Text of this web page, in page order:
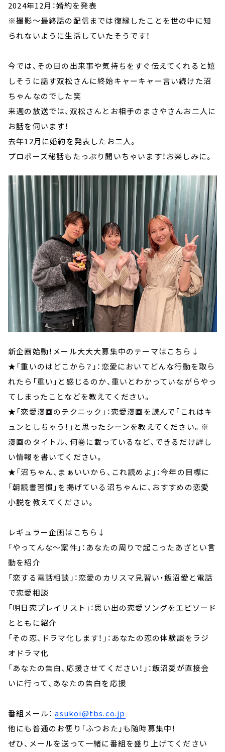
2024年12月：婚約を発表
※撮影～最終話の配信までは復縁したことを世の中に知
られないように生活していたそうです！
今では、その日の出来事や気持ちをすぐ伝えてくれると嬉
しそうに話す双松さんに終始キャーキャー言い続けた沼
ちゃんなのでした笑
来週の放送では、双松さんとお相手のまさやさんお二人に
お話を伺います！
去年12月に婚約を発表したお二人。
プロポーズ秘話もたっぷり聞いちゃいます！お楽しみに。
新企画始動！メール大大大募集中のテーマはこちら↓
★「重いのはどこから？」：恋愛においてどんな行動を取ら
れたら「重い」と感じるのか、重いとわかっていながらやっ
てしまったことなどを教えてください。
★「恋愛漫画のテクニック」：恋愛漫画を読んで「これはキ
ュンとしちゃう！」と思ったシーンを教えてください。※
漫画のタイトル、何巻に載っているなど、できるだけ詳し
い情報を書いてください。
★「沼ちゃん、まぁいいから、これ読めよ」：今年の目標に
「朝読書習慣」を掲げている沼ちゃんに、おすすめの恋愛
小説を教えてください。
レギュラー企画はこちら↓
「やってんな～案件」：あなたの周りで起こったあざとい言
動を紹介
「恋する電話相談」：恋愛のカリスマ見習い・飯沼愛と電話
で恋愛相談
「明日恋プレイリスト」：思い出の恋愛ソングをエピソード
とともに紹介
「その恋、ドラマ化します！」：あなたの恋の体験談をラジ
オドラマ化
「あなたの告白、応援させてください！」：飯沼愛が直接会
いに行って、あなたの告白を応援
番組メール：asukoi@tbs.co.jp
他にも普通のお便り「ふつおた」も随時募集中！
ぜひ、メールを送って一緒に番組を盛り上げてください